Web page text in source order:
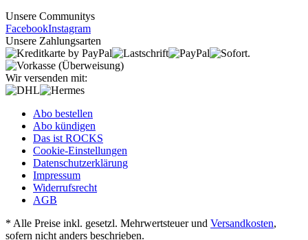
Unsere Communitys
FacebookInstagram
Unsere Zahlungsarten
Wir versenden mit:
Abo bestellen
Abo kündigen
Das ist ROCKS
Cookie-Einstellungen
Datenschutzerklärung
Impressum
Widerrufsrecht
AGB
* Alle Preise inkl. gesetzl. Mehrwertsteuer und Versandkosten,
sofern nicht anders beschrieben.